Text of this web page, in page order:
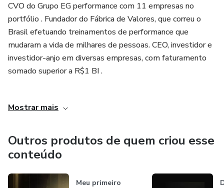
CVO do Grupo EG performance com 11 empresas no
portfólio . Fundador do Fábrica de Valores, que correu o
Brasil efetuando treinamentos de performance que
mudaram a vida de milhares de pessoas. CEO, investidor e
investidor-anjo em diversas empresas, com faturamento
somado superior a R$1 BI .
pessoal e alta performance. Escritor da biografia “Você é
cópias.
Acima de tudo um educador de pessoas que pensam
grande!
Mostrar mais
Outros produtos de quem criou esse
conteúdo
Meu primeiro